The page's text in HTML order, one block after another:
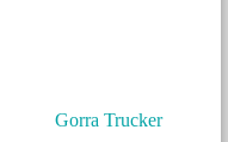
Gorra Trucker